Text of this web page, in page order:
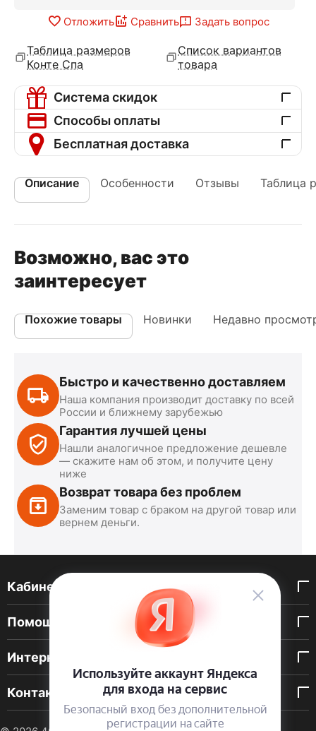
Отложить Сравнить Задать вопрос
Таблица размеров
Конте Спа
Список вариантов
товара
Система скидок
Способы оплаты
Бесплатная доставка
Описание Особенности Отзывы Таблица
Возможно, вас это
заинтересует
Похожие товары Новинки Недавно
Быстро и качественно доставляем
Наша компания производит доставку по всей
России и ближнему зарубежью
Гарантия лучшей цены
Нашли аналогичное предложение дешевле
— скажите нам об этом, и получите цену
ниже
Возврат товара без проблем
Заменим товар с браком на другой товар или
вернем деньги.
Кабинет покупателя
Помощь покупателю
Интернет-магазин
Контакты